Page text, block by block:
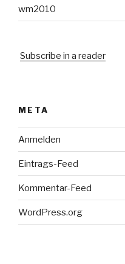
wm2010
Subscribe in a reader
META
Anmelden
Eintrags-Feed
Kommentar-Feed
WordPress.org